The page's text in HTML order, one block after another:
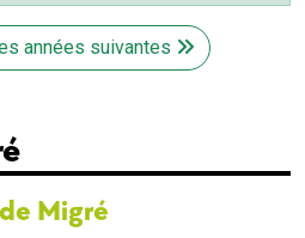
années suivantes
Migré